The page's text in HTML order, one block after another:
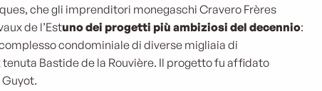
che gli imprenditori monegaschi Cravero Frères
de l’Estuno dei progetti più ambiziosi del decennio:
condominiale di diverse migliaia di
Bastide de la Rouvière. Il progetto fu affidato